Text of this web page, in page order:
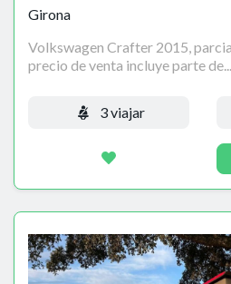
Girona
Volkswagen Crafter 2015,
precio de venta incluye parte de...
3 viajar